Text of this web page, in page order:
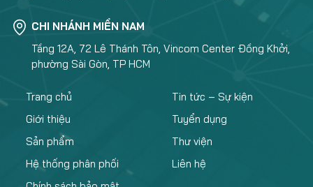
CHI NHÁNH MIỀN NAM
Tầng 12A, 72 Lê Thánh Tôn, Vincom Center Đồng Khởi,
phường Sài Gòn, TP HCM
Trang chủ
Giới thiệu
Sản phẩm
Hệ thống phân phối
Tin tức – Sự kiện
Tuyển dụng
Thư viện
Liên hệ